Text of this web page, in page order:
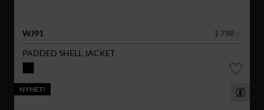
WJ91
1 798 :-
PADDED SHELL JACKET
NYHET!